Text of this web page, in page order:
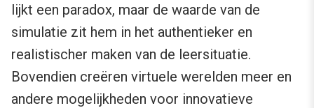
lijkt een paradox, maar de waarde van de
simulatie zit hem in het authentieker en
realistischer maken van de leersituatie.
Bovendien creëren virtuele werelden meer en
andere mogelijkheden voor innovatieve